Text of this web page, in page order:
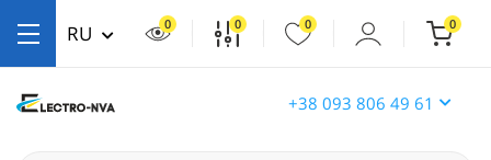
+38 093 806 49 61
RU 0 0 0 0